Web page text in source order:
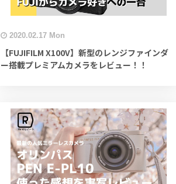
2020.02.17 Mon
【FUJIFILM X100V】新型のレンジファインダ
ー搭載プレミアムカメラをレビュー！！